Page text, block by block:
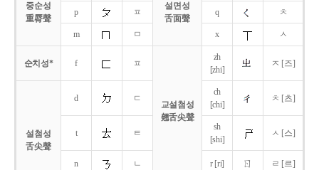
중순성
重脣聲
설면성
舌面聲
p ㅍ q ㅊ
m ㅁ x ㅅ
순치성* f ㅍ
교설첨성
翹舌尖聲
zh
[zhi]
ㅈ [즈]
설첨성
舌尖聲
d ㄷ
ch
[chi]
ㅊ [츠]
t ㅌ
sh
[shi]
ㅅ [스]
n ㄴ r [ri] ㄖ ㄹ [르]